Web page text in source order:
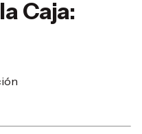
Caja: